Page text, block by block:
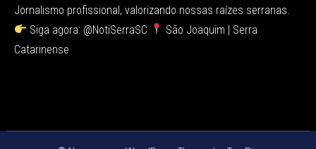
Jornalismo profissional, valorizando nossas raízes serranas.
Siga agora: @NotiSerraSC
São Joaquim | Serra
Catarinense